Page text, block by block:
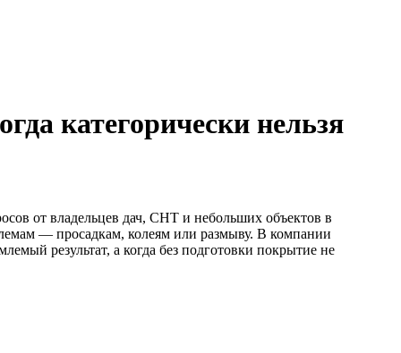
категорически нельзя
от владельцев дач, СНТ и небольших объектов в
— просадкам, колеям или размыву. В компании
результат, а когда без подготовки покрытие не